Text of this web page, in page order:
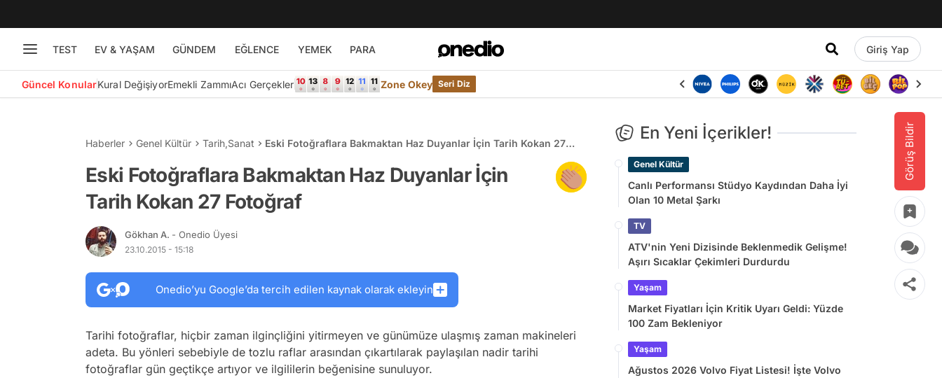
TEST EV & YAŞAM GÜNDEM EĞLENCE YEMEK PARA Giriş Yap
Güncel KonularKural DeğişiyorEmekli ZammıAcı Gerçekler Zone Okey Seri Diz
Görüş Bildir
Haberler Genel Kültür Tarih,Sanat
Eski Fotoğraflara Bakmaktan Haz Duyanlar İçin Tarih Kokan 27
Eski Fotoğraflara Bakmaktan Haz Duyanlar İçin
Tarih Kokan 27 Fotoğraf
Gökhan A. - Onedio Üyesi
23.10.2015 - 15:18
Onedio’yu Google’da tercih edilen kaynak olarak ekleyin
Tarihi fotoğraflar, hiçbir zaman ilginçliğini yitirmeyen ve günümüze ulaşmış zaman makineleri
adeta. Bu yönleri sebebiyle de tozlu raflar arasından çıkartılarak paylaşılan nadir tarihi
fotoğraflar gün geçtikçe artıyor ve ilgililerin beğenisine sunuluyor.
En Yeni İçerikler!
Genel Kültür
Canlı Performansı Stüdyo Kaydından Daha İyi
Olan 10 Metal Şarkı
TV
ATV'nin Yeni Dizisinde Beklenmedik Gelişme!
Aşırı Sıcaklar Çekimleri Durdurdu
Yaşam
Market Fiyatları İçin Kritik Uyarı Geldi: Yüzde
100 Zam Bekleniyor
Yaşam
Ağustos 2026 Volvo Fiyat Listesi! İşte Volvo